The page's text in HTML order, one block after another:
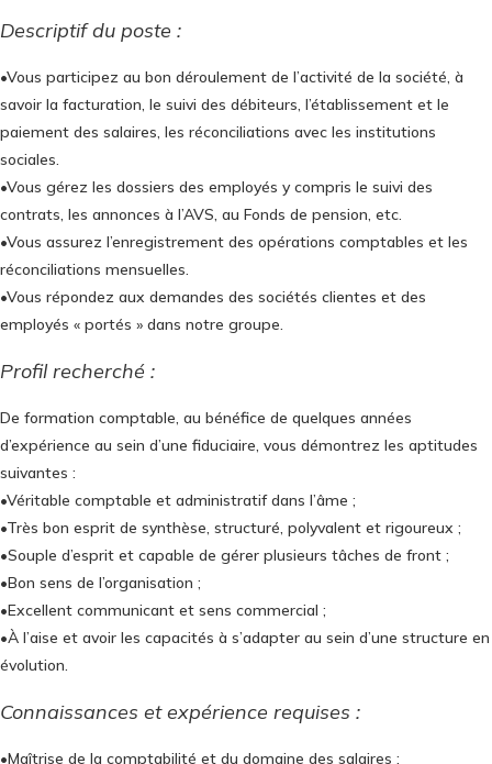
Descriptif du poste :
•Vous participez au bon déroulement de l’activité de la société, à
savoir la facturation, le suivi des débiteurs, l’établissement et le
paiement des salaires, les réconciliations avec les institutions
sociales.
•Vous gérez les dossiers des employés y compris le suivi des
contrats, les annonces à l’AVS, au Fonds de pension, etc.
•Vous assurez l’enregistrement des opérations comptables et les
réconciliations mensuelles.
•Vous répondez aux demandes des sociétés clientes et des
employés « portés » dans notre groupe.
Profil recherché :
De formation comptable, au bénéfice de quelques années
d’expérience au sein d’une fiduciaire, vous démontrez les aptitudes
suivantes :
•Véritable comptable et administratif dans l’âme ;
•Très bon esprit de synthèse, structuré, polyvalent et rigoureux ;
•Souple d’esprit et capable de gérer plusieurs tâches de front ;
•Bon sens de l’organisation ;
•Excellent communicant et sens commercial ;
•À l’aise et avoir les capacités à s’adapter au sein d’une structure en
évolution.
Connaissances et expérience requises :
•Maîtrise de la comptabilité et du domaine des salaires ;